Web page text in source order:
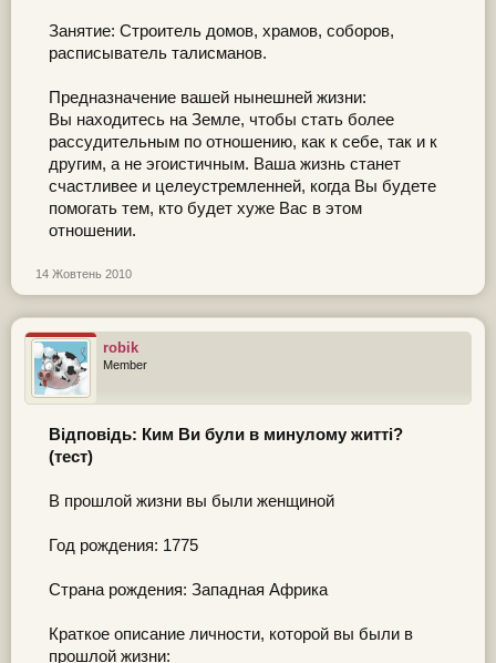
Занятие: Строитель домов, храмов, соборов,
расписыватель талисманов.
Предназначение вашей нынешней жизни:
Вы находитесь на Земле, чтобы стать более
рассудительным по отношению, как к себе, так и к
другим, а не эгоистичным. Ваша жизнь станет
счастливее и целеустремленней, когда Вы будете
помогать тем, кто будет хуже Вас в этом
отношении.
14 Жовтень 2010
robik
Member
Відповідь: Ким Ви були в минулому житті?
(тест)
В прошлой жизни вы были женщиной
Год рождения: 1775
Страна рождения: Западная Африка
Краткое описание личности, которой вы были в
прошлой жизни: